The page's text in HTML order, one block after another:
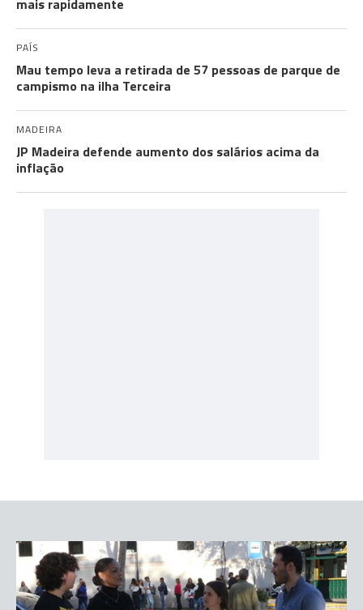
mais rapidamente
PAÍS
Mau tempo leva a retirada de 57 pessoas de parque de
campismo na ilha Terceira
MADEIRA
JP Madeira defende aumento dos salários acima da
inflação